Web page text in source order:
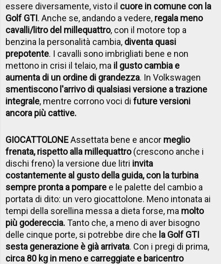
essere diversamente, visto il cuore in comune con la
Golf GTI. Anche se, andando a vedere, regala meno
cavalli/litro del millequattro, con il motore top a
benzina la personalità cambia, diventa quasi
prepotente. I cavalli sono imbrigliati bene e non
mettono in crisi il telaio, ma il gusto cambia e
aumenta di un ordine di grandezza. In Volkswagen
smentiscono l'arrivo di qualsiasi versione a trazione
integrale, mentre corrono voci difuture versioni
ancora più cattive.
GIOCATTOLONEAssettata bene e ancor meglio
frenata, rispetto alla millequattro(crescono anche i
dischi freno) la versione due litri invita
costantemente al gusto della guida, con la turbina
sempre pronta a pompare e le palette del cambio a
portata di dito: un vero giocattolone. Meno intonata ai
tempi della sorellina messa a dieta forse, ma molto
più godereccia.Tanto che, a meno di aver bisogno
delle cinque porte, si potrebbe dire che la Golf GTI
sesta generazione è già arrivata. Con i pregi di prima,
circa 80 kg in meno e carreggiate e baricentro